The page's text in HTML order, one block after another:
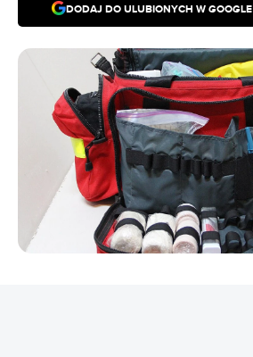
DODAJ DO ULUBIONYCH W GOOGLE